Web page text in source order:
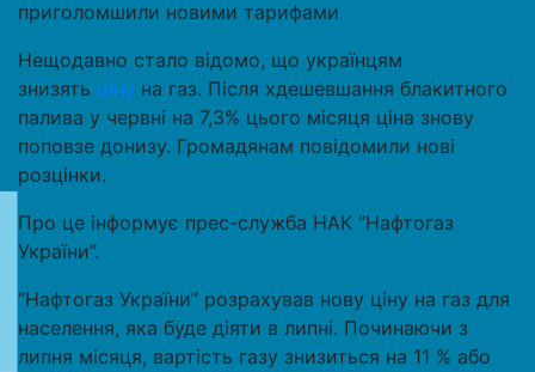
Нещодавно стало відомо, що українцям
знизять ціну на газ. Після хдешевшання блакитного
палива у червні на 7,3% цього місяця ціна знову
поповзе донизу. Громадянам повідомили нові
розцінки.
Про це інформує прес-служба НАК “Нафтогаз
України”.
“Нафтогаз України” розрахував нову ціну на газ для
населення, яка буде діяти в липні. Починаючи з
липня місяця, вартість газу знизиться на 11 % або